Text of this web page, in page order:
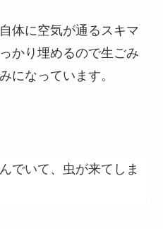
体に空気が通るスキマ
かり埋めるので生ごみ
になっています。
でいて、虫が来てしま